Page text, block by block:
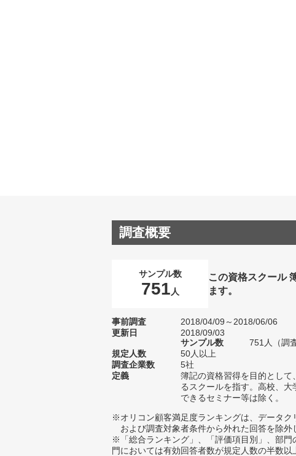
調査概要
サンプル数
751 人
この資格スクール
ます。
事前調査
2018/04/09～2018/06/06
更新日
2018/09/03
サンプル数
751人（調
規定人数
50人以上
調査企業数
5社
定義
簿記の資格習得を目的として
るスクールを指す。高校、
できるセミナー等は除く。
※オリコン顧客満足度ランキングは、データク
および調査対象者条件から外れた回答を除外
※「総合ランキング」、「評価項目別」、部
門においては有効回答者数が規定人数の半数以